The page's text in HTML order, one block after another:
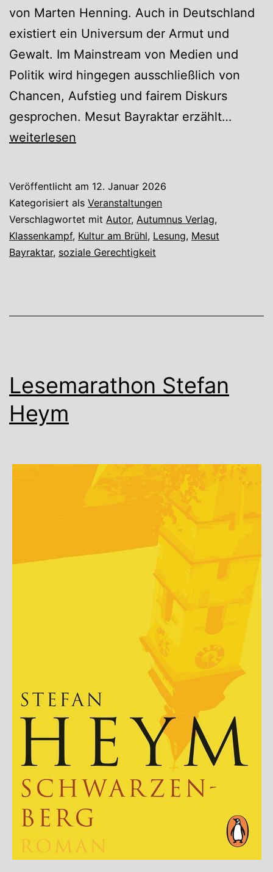
von Marten Henning. Auch in Deutschland
existiert ein Universum der Armut und
Gewalt. Im Mainstream von Medien und
Politik wird hingegen ausschließlich von
Chancen, Aufstieg und fairem Diskurs
gesprochen. Mesut Bayraktar erzählt…
weiterlesen
Veröffentlicht am 12. Januar 2026
Kategorisiert als Veranstaltungen
Verschlagwortet mit Autor, Autumnus Verlag,
Klassenkampf, Kultur am Brühl, Lesung, Mesut
Bayraktar, soziale Gerechtigkeit
Lesemarathon Stefan
Heym